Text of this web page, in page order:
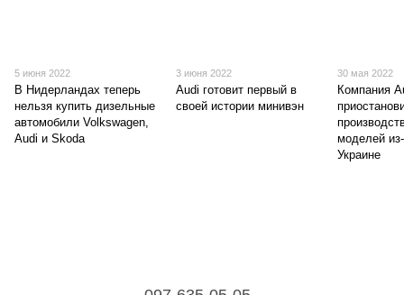
5 июня 2022
В Нидерландах теперь
нельзя купить дизельные
автомобили Volkswagen,
Audi и Skoda
3 июня 2022
Audi готовит первый в
своей истории минивэн
30 мая 2022
Компания
моделей
Украине